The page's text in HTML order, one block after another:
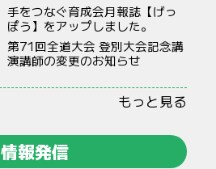
手をつなぐ育成会月報誌【げっ
ぽう】をアップしました。
第71回全道大会 登別大会記念講
演講師の変更のお知らせ
もっと見る
情報発信